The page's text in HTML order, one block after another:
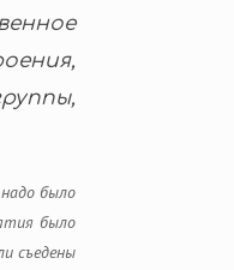
было
было
съедены